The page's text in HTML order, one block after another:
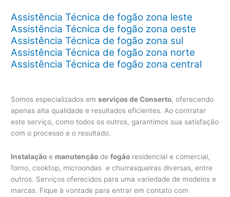
Assistência Técnica de fogão zona leste
Assistência Técnica de fogão zona oeste
Assistência Técnica de fogão zona sul
Assistência Técnica de fogão zona norte
Assistência Técnica de fogão zona central
Somos especializados emserviços de Conserto, oferecendo
apenas alta qualidade e resultados eficientes. Ao contratar
este serviço, como todos os outros, garantimos sua satisfação
com o processo e o resultado.
Instalação e manutenção defogão residencial e comercial,
forno, cooktop, microondas e churrasqueiras diversas, entre
outros. Serviços oferecidos para uma variedade de modelos e
marcas. Fique à vontade para entrar em contato com